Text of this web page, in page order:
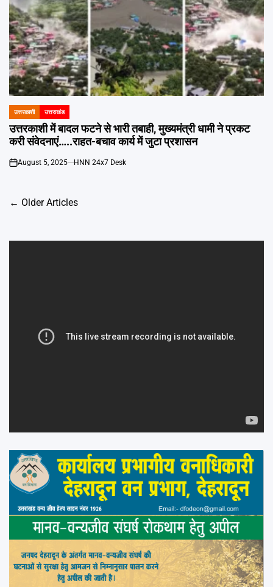
POSTED
IN
उत्तरकाशी उत्तराखंड
उत्तरकाशी में बादल फटने से भारी तबाही, मुख्यमंत्री धामी ने प्रकट
करी संवेदनाएं…..राहत-बचाव कार्य में जुटा प्रशासन
on
August 5, 2025 HNN 24x7 Desk
Posts
← Older Articles